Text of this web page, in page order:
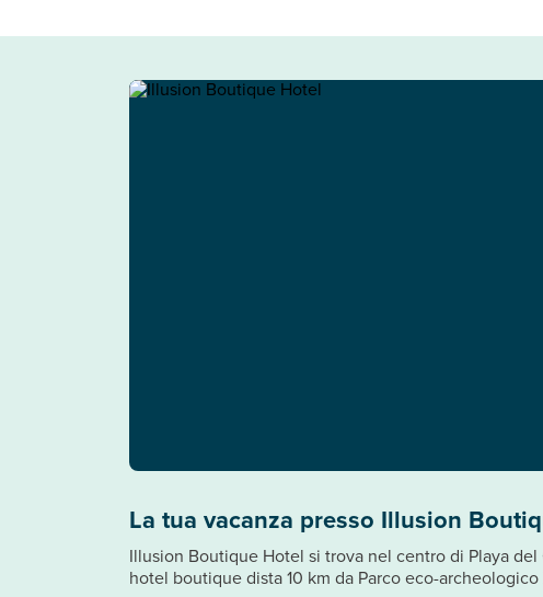
La tua vacanza presso Illusion
Illusion Boutique Hotel si trova nel centro di Playa
hotel boutique dista 10 km da Parco eco-archeologico